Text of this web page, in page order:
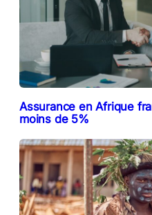
Assurance en Afrique
moins de 5%